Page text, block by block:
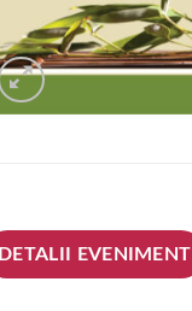
DETALII EVENIMENT